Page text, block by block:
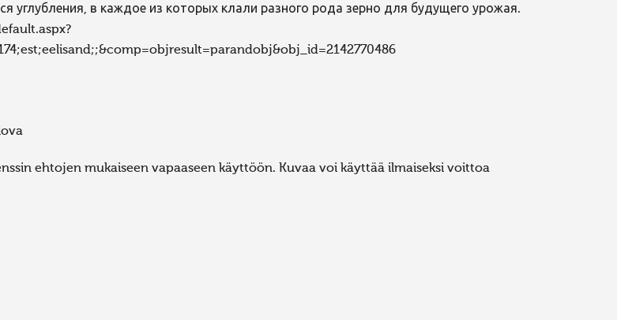
углубления, в каждое из которых клали разного рода зерно для будущего урожая.
ehtojen mukaiseen vapaaseen käyttöön. Kuvaa voi käyttää ilmaiseksi voittoa